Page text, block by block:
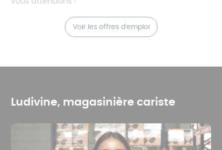
Voir les offres d'emploi
Ludivine, magasinière cariste